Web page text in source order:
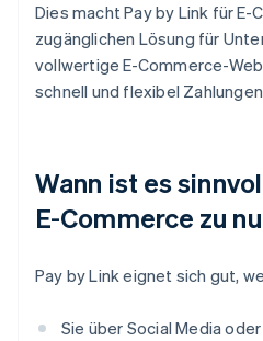
Dies macht Pay by Link für E-
zugänglichen Lösung für
vollwertige E-Commerce-
schnell und flexibel
Wann ist es
E-Commerce zu
Pay by Link eignet sich gut,
Sie über Social Media